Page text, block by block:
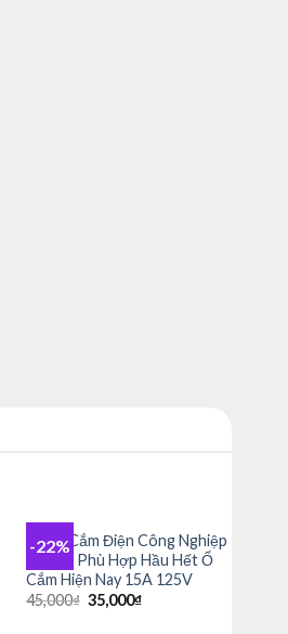
-22%
Add to
wishlist
Phích Cắm Điện Công Nghiệp
3 Chân Phù Hợp Hầu Hết Ổ
Cắm Hiện Nay 15A 125V
45,000₫ Giá
gốc
35,000₫Giá